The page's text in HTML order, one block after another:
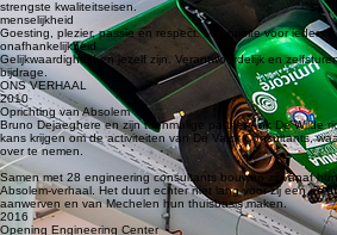
Transparantie en openheid, naar onze klanten, naar elkaar
Bij Absolem draait alles om de perfecte balans tussen
ondernemerschap en menselijke groei.
Onze cultuur is de motor achter onze innovatiekracht.
kwaliteit
Resultaatgerichte innovatie met duurzame technologische
strengste kwaliteitseisen.
menselijkheid
Goesting, plezier, passie en respect. Met ruimte voor ieders
onafhankelijkheid
Gelijkwaardigheid en jezelf zijn. Verantwoordelijk en
bijdrage.
ONS VERHAAL
2010
Oprichting van Absolem
Bruno Dejaeghere en zijn toenmalige partner Ank De Wilde
kans krijgen om de activiteiten van De Valck Consultants,
over te nemen.